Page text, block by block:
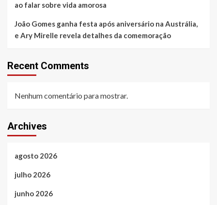
ao falar sobre vida amorosa
João Gomes ganha festa após aniversário na Austrália,
e Ary Mirelle revela detalhes da comemoração
Recent Comments
Nenhum comentário para mostrar.
Archives
agosto 2026
julho 2026
junho 2026